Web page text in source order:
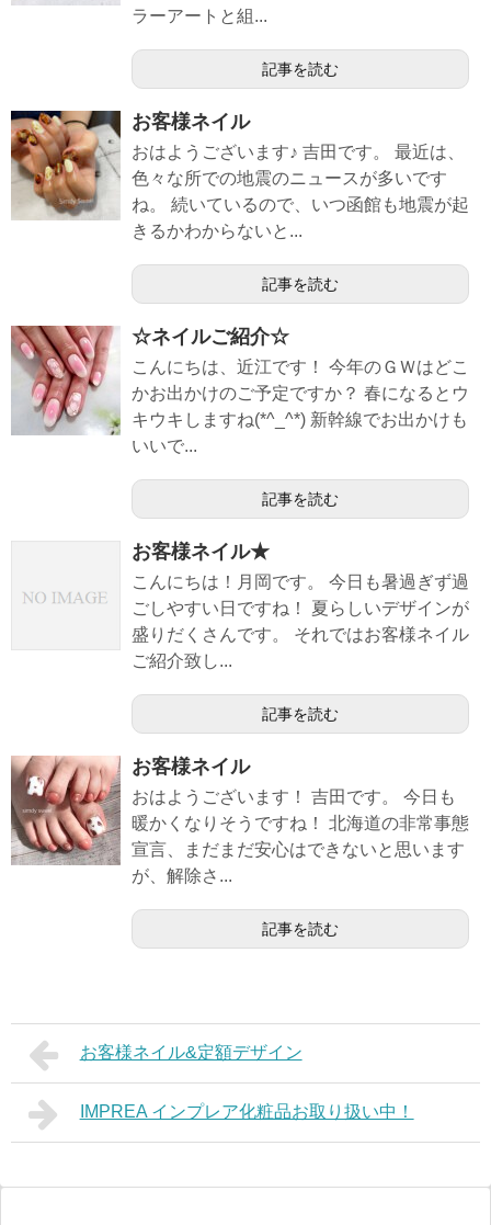
ラーアートと組...
記事を読む
お客様ネイル
おはようございます♪ 吉田です。 最近は、
色々な所での地震のニュースが多いです
ね。 続いているので、いつ函館も地震が起
きるかわからないと...
記事を読む
☆ネイルご紹介☆
こんにちは、近江です！ 今年のＧＷはどこ
かお出かけのご予定ですか？ 春になるとウ
キウキしますね(*^_^*) 新幹線でお出かけも
いいで...
記事を読む
お客様ネイル★
こんにちは！月岡です。 今日も暑過ぎず過
ごしやすい日ですね！ 夏らしいデザインが
盛りだくさんです。 それではお客様ネイル
ご紹介致し...
記事を読む
お客様ネイル
おはようございます！ 吉田です。 今日も
暖かくなりそうですね！ 北海道の非常事態
宣言、まだまだ安心はできないと思います
が、解除さ...
記事を読む
お客様ネイル&定額デザイン
IMPREA インプレア化粧品お取り扱い中！